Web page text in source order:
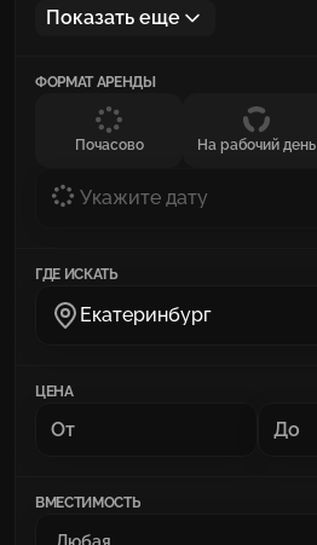
Показать еще
ФОРМАТ АРЕНДЫ
Почасово На рабочий день
Укажите дату
ГДЕ ИСКАТЬ
Екатеринбург
ЦЕНА
ВМЕСТИМОСТЬ